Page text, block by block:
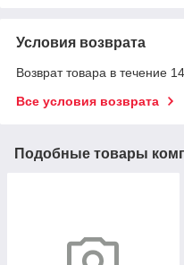
Условия возврата
Возврат товара в течение
Все условия возврата
Подобные товары